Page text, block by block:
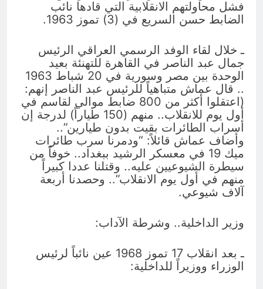
فشل محاولتهم الانقلابية التي قادها نائب
الضابط حسن السريع في (3) تموز 1963.
ـ خلال لقاء الوفد الرسمي العراقي الرئيس
جمال عبد الناصر في القاهرة للتهنئة بعيد
الوحدة بين مصر وسورية في 20 شباط 1963
.. قال عماش متباهياً للرئيس عبد الناصر إنهم:
(اعتقلوا أكثر من 800 ضابط موالي لقاسم في
أول يوم للانقلاب.. منهم (150 طياراً) لدرجة إن
أسراب الطائرات بقيت بدون طيارين”..
وأضاف عماش قائلاً: “ودمرنا سرب طائرات
ميك 19 في معسكر الرشيد ببغداد.. خوفاً من
سيطرة الشيوعيين عليه.. وقتلنا عددا كبيراً
منهم في أول يوم الانقلاب”.. وحصدنا أربعة
آلاف شيوعي.
وزير الداخلية.. وشرطة الآداب:
ـ بعد انقلاب 17 تموز 1968 عين نائباً لرئيس
الوزراء ووزيراً للداخلية: